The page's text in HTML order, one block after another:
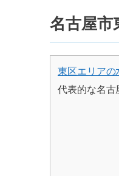
名古屋市
東区エリアの
代表的な名古